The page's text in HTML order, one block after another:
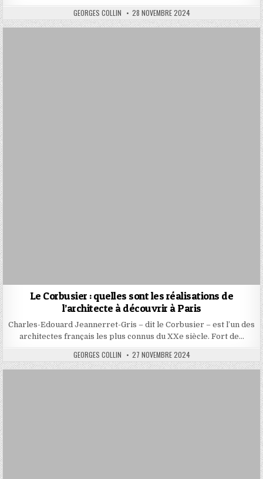
AUTHOR:
GEORGES COLLIN PUBLISHED
DATE:
28 NOVEMBRE 2024
Le Corbusier : quelles sont les réalisations de
l’architecte à découvrir à Paris
Charles-Edouard Jeannerret-Gris – dit le Corbusier – est l’un des
architectes français les plus connus du XXe siècle. Fort de…
AUTHOR:
GEORGES COLLIN PUBLISHED
DATE:
27 NOVEMBRE 2024